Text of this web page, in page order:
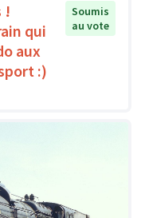
!
qui
aux
:)
Soumis
au vote